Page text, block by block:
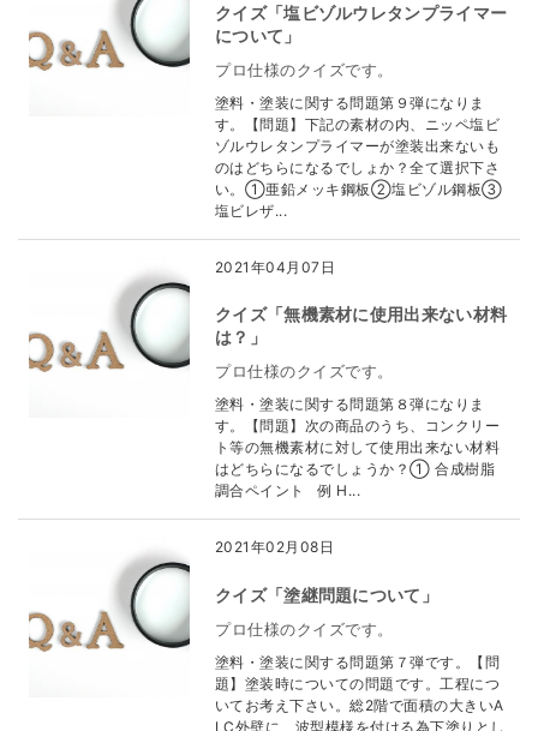
クイズ「塩ビゾルウレタンプライマー
について」
プロ仕様のクイズです。
塗料・塗装に関する問題第９弾になりま
す。【問題】下記の素材の内、ニッペ塩ビ
ゾルウレタンプライマーが塗装出来ないも
のはどちらになるでしょか？全て選択下さ
い。①亜鉛メッキ鋼板②塩ビゾル鋼板③
塩ビレザ...
2021年04月07日
クイズ「無機素材に使用出来ない材料
は？」
プロ仕様のクイズです。
塗料・塗装に関する問題第８弾になりま
す。【問題】次の商品のうち、コンクリー
ト等の無機素材に対して使用出来ない材料
はどちらになるでしょうか？① 合成樹脂
調合ペイント 例 H...
2021年02月08日
クイズ「塗継問題について」
プロ仕様のクイズです。
塗料・塗装に関する問題第７弾です。【問
題】塗装時についての問題です。工程につ
いてお考え下さい。総2階で面積の大きいA
LC外壁に、波型模様を付ける為下塗りとし